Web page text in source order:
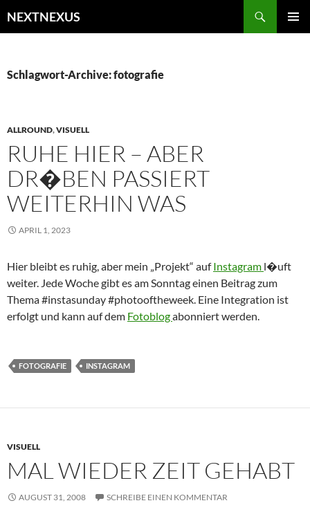
Inhalt
NEXTNEXUS
Schlagwort-Archive: fotografie
ALLROUND,VISUELL
RUHE HIER – ABER
DR�BEN PASSIERT
WEITERHIN WAS
APRIL 1, 2023
Hier bleibt es ruhig, aber mein „Projekt“ aufInstagram l�uft
weiter. Jede Woche gibt es am Sonntag einen Beitrag zum
Thema #instasunday #photooftheweek. Eine Integration ist
erfolgt und kann auf dem Fotoblogabonniert werden.
FOTOGRAFIE INSTAGRAM
VISUELL
MAL WIEDER ZEIT GEHABT
AUGUST 31, 2008 SCHREIBE EINEN KOMMENTAR